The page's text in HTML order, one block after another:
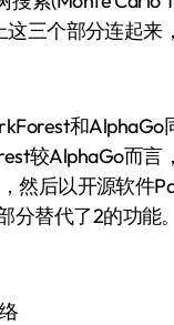
这三个部分连起来
和AlphaGo
较AlphaGo而言
然后以开源软件
分替代了2的功能